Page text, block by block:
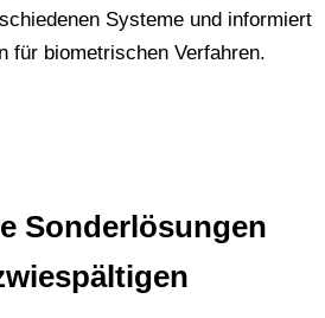
Systeme und informiert
für biometrischen Verfahren.
Sonderlösungen